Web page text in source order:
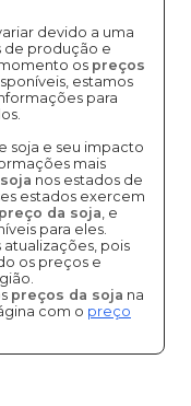
devido a uma
de produção e
os preços
estamos
para
soja e seu impacto
mais
nos estados de
estados exercem
preço da soja, e
para eles.
pois
os preços e
preços da soja na
com o preço